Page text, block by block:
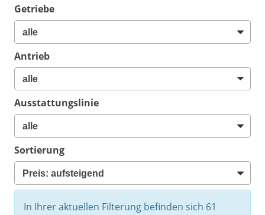
Getriebe
Antrieb
Ausstattungslinie
Sortierung
In Ihrer aktuellen Filterung befinden sich 61